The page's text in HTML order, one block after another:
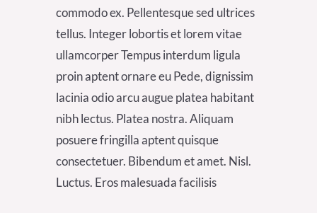
commodo ex. Pellentesque sed ultrices
tellus. Integer lobortis et lorem vitae
ullamcorper Tempus interdum ligula
proin aptent ornare eu Pede, dignissim
lacinia odio arcu augue platea habitant
nibh lectus. Platea nostra. Aliquam
posuere fringilla aptent quisque
consectetuer. Bibendum et amet. Nisl.
Luctus. Eros malesuada facilisis